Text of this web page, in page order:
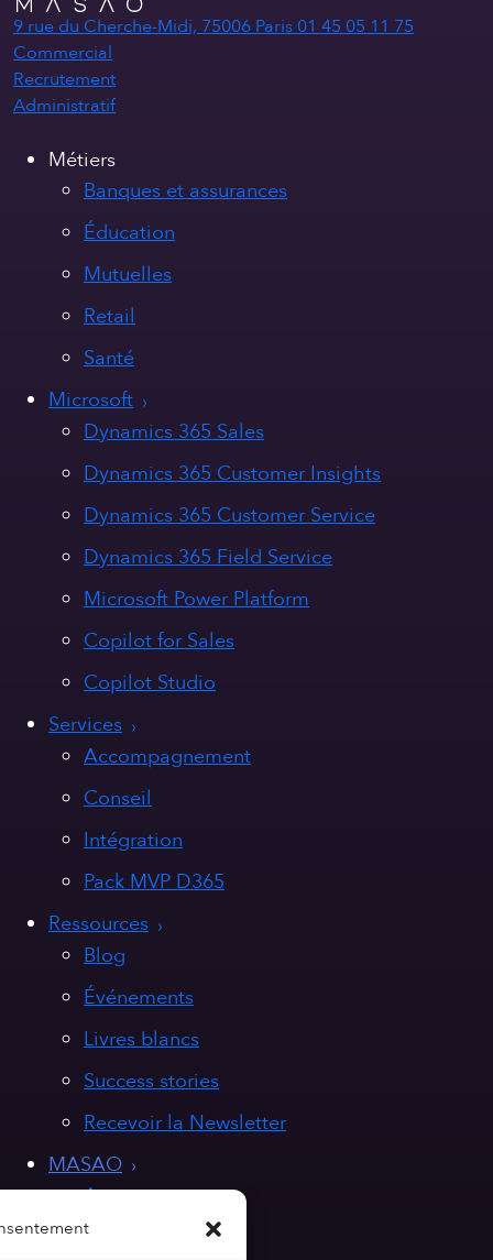
9 rue du Cherche-Midi, 75006 Paris 01 45 05 11 75
Commercial
Recrutement
Administratif
Métiers
Banques et assurances
Éducation
Mutuelles
Retail
Santé
Microsoft
Dynamics 365 Sales
Dynamics 365 Customer Insights
Dynamics 365 Customer Service
Dynamics 365 Field Service
Microsoft Power Platform
Copilot for Sales
Copilot Studio
Services
Accompagnement
Conseil
Intégration
Pack MVP D365
Ressources
Blog
Événements
Livres blancs
Success stories
Recevoir la Newsletter
MASAO
A propos
Nos valeurs